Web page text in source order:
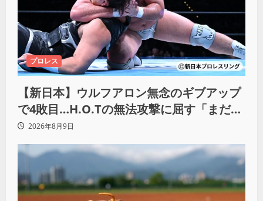
プロレス
【新日本】ウルフアロン無念のギブアップ
で4敗目…H.O.Tの無法攻撃に屈す「まだま
だ俺自身の力はこんなもんだなって」
2026年8月9日